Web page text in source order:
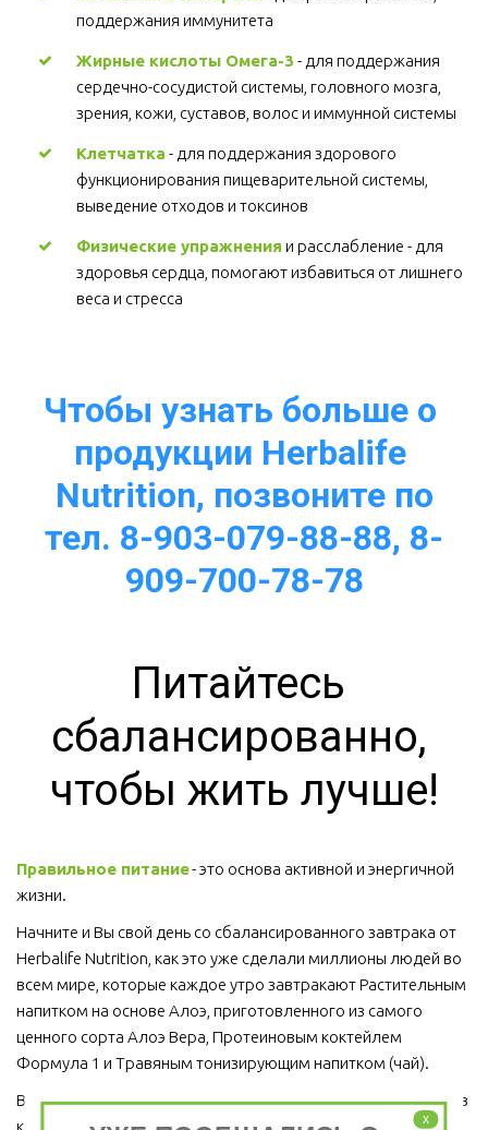
поддержания иммунитета
Жирные кислоты Омега-3 - для поддержания
сердечно-сосудистой системы, головного мозга,
зрения, кожи, суставов, волос и иммунной системы
Клетчатка - для поддержания здорового
функционирования пищеварительной системы,
выведение отходов и токсинов
Физические упражнения и расслабление - для
здоровья сердца, помогают избавиться от лишнего
веса и стресса
Чтобы узнать больше о
продукции Herbalife
Nutrition, позвоните по
тел. 8-903-079-88-88, 8-
909-700-78-78
Питайтесь
сбалансированно,
чтобы жить лучше!
Правильное питание - это основа активной и энергичной
жизни.
Начните и Вы свой день со сбалансированного завтрака от
Herbalife Nutrition, как это уже сделали миллионы людей во
всем мире, которые каждое утро завтракают Растительным
напитком на основе Алоэ, приготовленного из самого
ценного сорта Алоэ Вера, Протеиновым коктейлем
Формула 1 и Травяным тонизирующим напитком (чай).
Ведь завтрак является важным приемом пищи, который ни в
x